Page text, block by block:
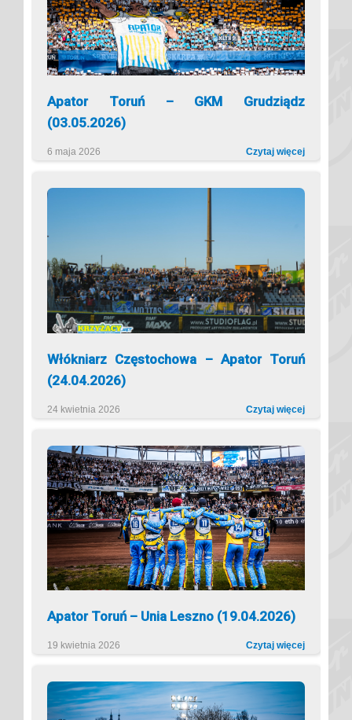
Apator Toruń – GKM Grudziądz
(03.05.2026)
6 maja 2026 Czytaj więcej
Włókniarz Częstochowa – Apator Toruń
(24.04.2026)
24 kwietnia 2026 Czytaj więcej
Apator Toruń – Unia Leszno (19.04.2026)
19 kwietnia 2026 Czytaj więcej